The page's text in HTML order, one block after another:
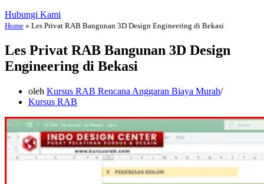
Hubungi Kami
Home » Les Privat RAB Bangunan 3D Design Engineering di Bekasi
Les Privat RAB Bangunan 3D Design
Engineering di Bekasi
oleh Kursus RAB Rencana Anggaran Biaya Murah
Kursus RAB